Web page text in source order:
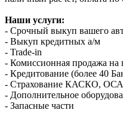
Наши услуги:
- Срочный выкуп вашего
- Выкуп кредитных а/м
- Trade-in
- Комиссионная продажа на
- Кредитование (более 40
- Страхование КАСКО,
- Дополнительное
- Запасные части